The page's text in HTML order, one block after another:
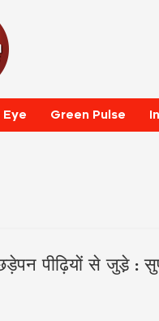
Eye Green Pulse
पीढ़ियों से जुडे़ :